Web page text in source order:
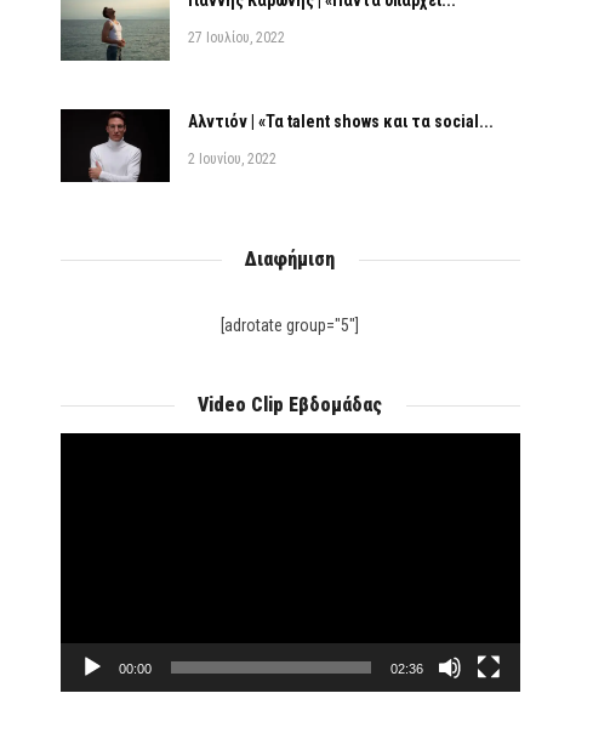
27 Ιουλίου, 2022
Αλντιόν | «Τα talent shows και τα social...
2 Ιουνίου, 2022
Διαφήμιση
[adrotate group="5"]
Video Clip Εβδομάδας
00:00 02:36